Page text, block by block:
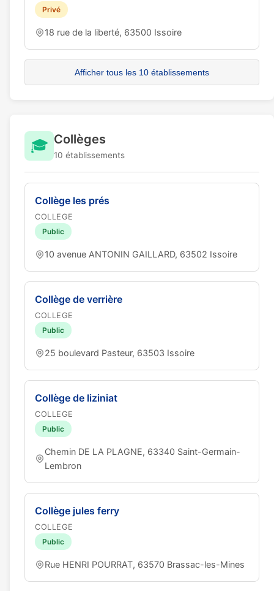
Privé
18 rue de la liberté, 63500 Issoire
Afficher tous les 10 établissements
🎓 Collèges
10 établissements
Collège les prés
COLLEGE
Public
10 avenue ANTONIN GAILLARD, 63502 Issoire
Collège de verrière
COLLEGE
Public
25 boulevard Pasteur, 63503 Issoire
Collège de liziniat
COLLEGE
Public
Chemin DE LA PLAGNE, 63340 Saint-Germain-
Lembron
Collège jules ferry
COLLEGE
Public
Rue HENRI POURRAT, 63570 Brassac-les-Mines